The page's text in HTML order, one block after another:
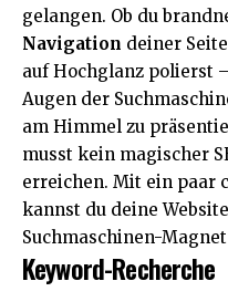
gelangen. Ob du
Navigation deiner
auf Hochglanz polierst
Augen der
am Himmel zu
musst kein magischer
erreichen. Mit ein paar
kannst du deine
Suchmaschinen-
Keyword-Recherche